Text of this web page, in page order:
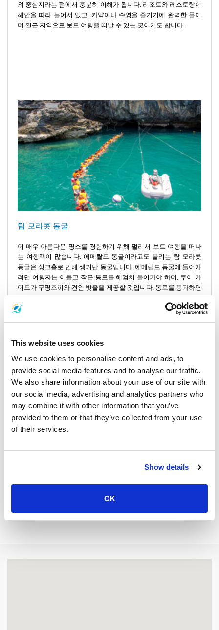
This website uses cookies
We use cookies to personalise content and ads, to
provide social media features and to analyse our traffic.
We also share information about your use of our site with
our social media, advertising and analytics partners who
may combine it with other information that you’ve
provided to them or that they’ve collected from your use
of their services.
Show details
OK
의 중심지라는 점에서 충분히 이해가 됩니다. 리조트와 레스토랑이
해안을 따라 늘어서 있고, 카약이나 수영을 즐기기에 완벽한 물이
며 인근 지역으로 보트 여행을 떠날 수 있는 곳이기도 합니다.
탐 모라콧 동굴
이 매우 아름다운 명소를 경험하기 위해 멀리서 보트 여행을 떠나
는 여행객이 많습니다. 에메랄드 동굴이라고도 불리는 탐 모라콧
동굴은 싱크홀로 인해 생겨난 동굴입니다. 에메랄드 동굴에 들어가
려면 여행자는 어둡고 작은 통로를 헤엄쳐 들어가야 하며, 투어 가
이드가 구명조끼와 견인 밧줄을 제공할 것입니다. 통로를 통과하면
숨이 멎을 정도로 아름답습니다.
간략히 읽기
프로모션 딜